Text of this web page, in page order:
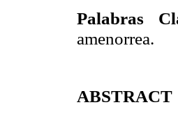
Palabras
amenorrea.
ABSTRACT